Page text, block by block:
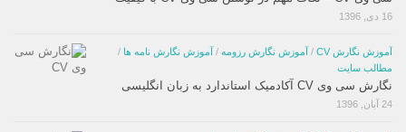
16 دی, 1396
آموزش نگارش CV / آموزش نگارش رزومه / آموزش نگارش نامه ها /
مطالب سایت
نگارش سی وی CV آکادمیک استاندارد به زبان انگلیسی
24 آبان, 1396